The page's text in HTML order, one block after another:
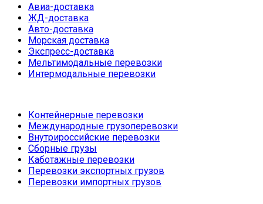
Авиа-доставка
ЖД-доставка
Авто-доставка
Морская доставка
Экспресс-доставка
Мельтимодальные перевозки
Интермодальные перевозки
Контейнерные перевозки
Международные грузоперевозки
Внутрироссийские перевозки
Сборные грузы
Каботажные перевозки
Перевозки экспортных грузов
Перевозки импортных грузов